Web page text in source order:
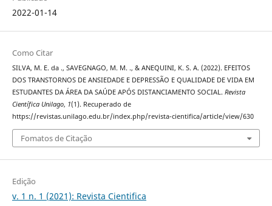
2022-01-14
Como Citar
SILVA, M. E. da ., SAVEGNAGO, M. M. ., & ANEQUINI, K. S. A. (2022). EFEITOS
DOS TRANSTORNOS DE ANSIEDADE E DEPRESSÃO E QUALIDADE DE VIDA EM
ESTUDANTES DA ÁREA DA SAÚDE APÓS DISTANCIAMENTO SOCIAL. Revista
Científica Unilago, 1(1). Recuperado de
https://revistas.unilago.edu.br/index.php/revista-cientifica/article/view/630
Fomatos de Citação
Edição
v. 1 n. 1 (2021): Revista Cientifica